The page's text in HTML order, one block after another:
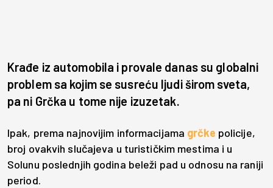
Krađe iz automobila i provale danas su globalni
problem sa kojim se susreću ljudi širom sveta,
pa ni Grčka u tome nije izuzetak.
Ipak, prema najnovijim informacijama grčke policije,
broj ovakvih slučajeva u turističkim mestima i u
Solunu poslednjih godina beleži pad u odnosu na raniji
period.